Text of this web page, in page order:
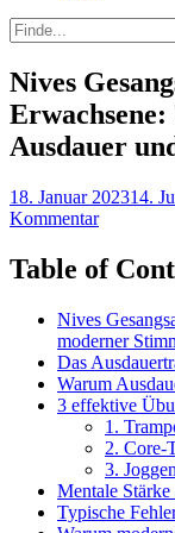
bei
der
Suche
Suche
nach:
Nives
Ausdauer
Posted
on
18. Januar 202314.
Kommentar
Table of
Nives
moderner
Das
Warum
3 effektive
1.
2. Core-
3.
Mentale
Typische